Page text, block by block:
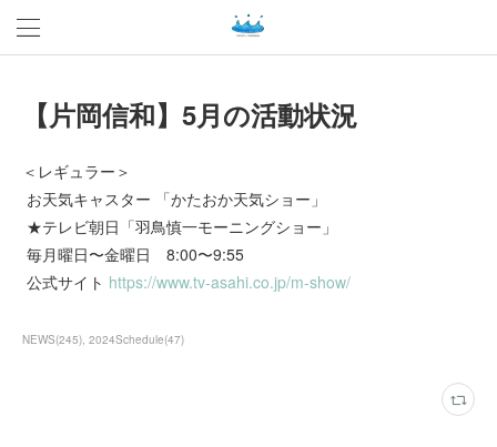
【片岡信和】5月の活動状況
＜レギュラー＞
お天気キャスター 「かたおか天気ショー」
★テレビ朝日「羽鳥慎一モーニングショー」
毎月曜日〜金曜日 8:00〜9:55
公式サイト https://www.tv-asahi.co.jp/m-show/
NEWS(245) 2024Schedule(47)